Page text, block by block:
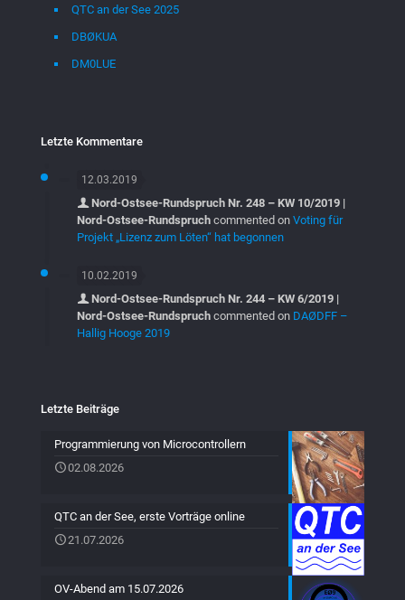
QTC an der See 2025
DBØKUA
DM0LUE
Letzte Kommentare
12.03.2019
Nord-Ostsee-Rundspruch Nr. 248 – KW 10/2019 |
Nord-Ostsee-Rundspruch commented on Voting für
Projekt „Lizenz zum Löten“ hat begonnen
10.02.2019
Nord-Ostsee-Rundspruch Nr. 244 – KW 6/2019 |
Nord-Ostsee-Rundspruch commented on DAØDFF –
Hallig Hooge 2019
Letzte Beiträge
Programmierung von Microcontrollern
02.08.2026
QTC an der See, erste Vorträge online
21.07.2026
OV-Abend am 15.07.2026